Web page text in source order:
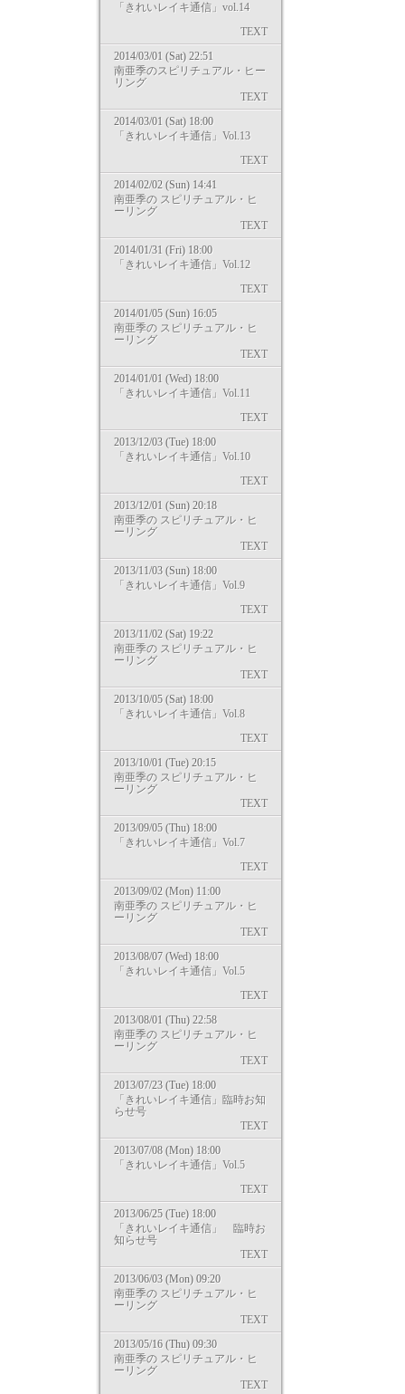
「きれいレイキ通信」vol.14
TEXT
2014/03/01 (Sat) 22:51
南亜季のスピリチュアル・ヒー
リング
TEXT
2014/03/01 (Sat) 18:00
「きれいレイキ通信」Vol.13
TEXT
2014/02/02 (Sun) 14:41
南亜季の スピリチュアル・ヒ
ーリング
TEXT
2014/01/31 (Fri) 18:00
「きれいレイキ通信」Vol.12
TEXT
2014/01/05 (Sun) 16:05
南亜季の スピリチュアル・ヒ
ーリング
TEXT
2014/01/01 (Wed) 18:00
「きれいレイキ通信」Vol.11
TEXT
2013/12/03 (Tue) 18:00
「きれいレイキ通信」Vol.10
TEXT
2013/12/01 (Sun) 20:18
南亜季の スピリチュアル・ヒ
ーリング
TEXT
2013/11/03 (Sun) 18:00
「きれいレイキ通信」Vol.9
TEXT
2013/11/02 (Sat) 19:22
南亜季の スピリチュアル・ヒ
ーリング
TEXT
2013/10/05 (Sat) 18:00
「きれいレイキ通信」Vol.8
TEXT
2013/10/01 (Tue) 20:15
南亜季の スピリチュアル・ヒ
ーリング
TEXT
2013/09/05 (Thu) 18:00
「きれいレイキ通信」Vol.7
TEXT
2013/09/02 (Mon) 11:00
南亜季の スピリチュアル・ヒ
ーリング
TEXT
2013/08/07 (Wed) 18:00
「きれいレイキ通信」Vol.5
TEXT
2013/08/01 (Thu) 22:58
南亜季の スピリチュアル・ヒ
ーリング
TEXT
2013/07/23 (Tue) 18:00
「きれいレイキ通信」臨時お知
らせ号
TEXT
2013/07/08 (Mon) 18:00
「きれいレイキ通信」Vol.5
TEXT
2013/06/25 (Tue) 18:00
「きれいレイキ通信」 臨時お
知らせ号
TEXT
2013/06/03 (Mon) 09:20
南亜季の スピリチュアル・ヒ
ーリング
TEXT
2013/05/16 (Thu) 09:30
南亜季の スピリチュアル・ヒ
ーリング
TEXT